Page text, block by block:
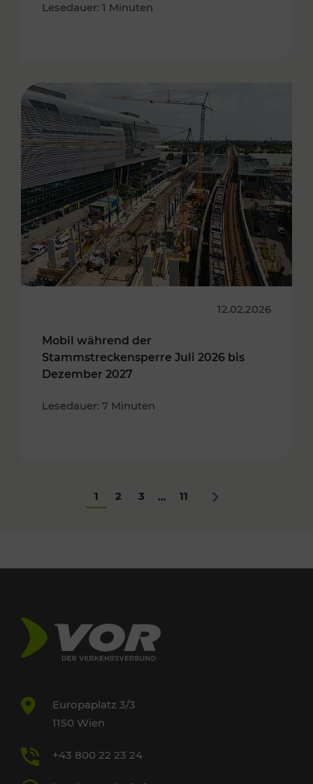
Lesedauer: 1 Minuten
12.02.2026
Mobil während der
Stammstreckensperre Juli 2026 bis
Dezember 2027
Lesedauer: 7 Minuten
1 2 3 ... 11 Nächstes
Europaplatz 3/3
1150 Wien
+43 800 22 23 24